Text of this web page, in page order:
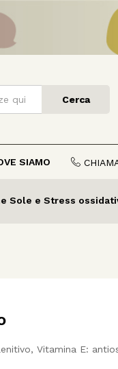
Cerca
SIAMO
Sole e Stress
Vitamina E: